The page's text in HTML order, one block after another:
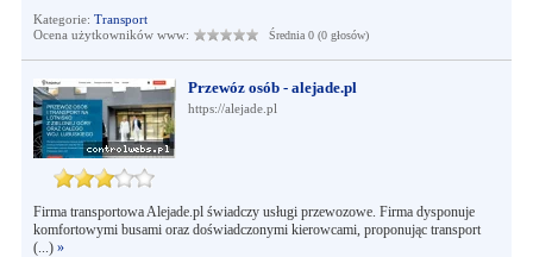
Kategorie: Transport
Ocena użytkowników www:
Średnia 0 (0 głosów)
Przewóz osób - alejade.pl
https://alejade.pl
Firma transportowa Alejade.pl świadczy usługi przewozowe. Firma dysponuje
komfortowymi busami oraz doświadczonymi kierowcami, proponując transport
(...) »